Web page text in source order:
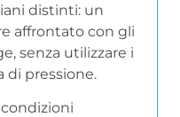
distinti: un
affrontato con gli
senza utilizzare i
di pressione.